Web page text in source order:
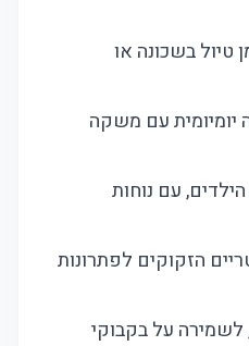
טיול בשכונה או
יומיומית עם משקה
עם נוחות
הזקוקים לפתרונות
לשמירה על בקבוקי